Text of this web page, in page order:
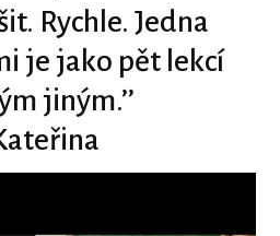
Rychle. Jedna
je jako pět lekcí
jiným.’’